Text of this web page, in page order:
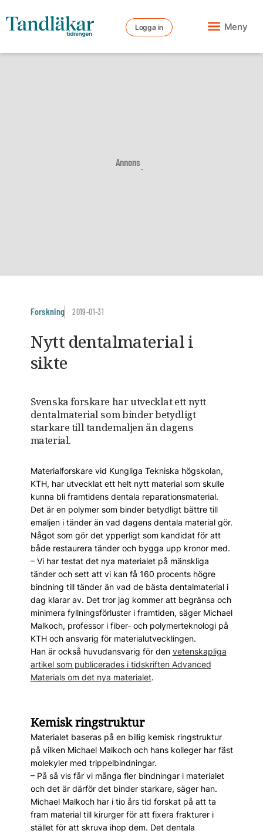
Logga in Meny
Annons
Forskning 2019-01-31
Nytt dentalmaterial i
sikte
Svenska forskare har utvecklat ett nytt
dental­material som binder betydligt
starkare till tandemaljen än dagens
material.
Materialforskare vid Kungliga Tekniska högskolan,
KTH, har utvecklat ett helt nytt material som skulle
kunna bli framtidens dentala reparationsmaterial.
Det är en polymer som binder betydligt bättre till
emaljen i tänder än vad dagens dentala material gör.
Något som gör det ypperligt som kandidat för att
både restaurera tänder och bygga upp kronor med.
– Vi har testat det nya materialet på mänskliga
tänder och sett att vi kan få 160 procents hög­re
bindning till tänder än vad de bästa dentalmaterial i
dag klarar av. Det tror jag kommer att begränsa och
minimera fyllningsförluster i framtiden, säger Michael
Malkoch, professor i fiber- och polymerteknologi på
KTH och ansvarig för materialutvecklingen.
Han är också huvudansvarig för den vetenskapliga
artikel som publicerades i tidskriften Advanced
Materials om det nya materialet.
Kemisk ringstruktur
Materialet baseras på en billig kemisk ringstruktur
på vilken Michael Malkoch och hans kolleger har fäst
molekyler med trippelbindningar.
– På så vis får vi många fler bindningar i materialet
och det är därför det binder starkare, säger han.
Michael Malkoch har i tio års tid forskat på att ta
fram material till kirurger för att fixera frakturer i
stället för att skruva ihop dem. Det dentala